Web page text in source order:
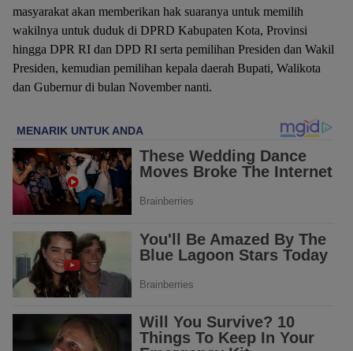
masyarakat akan memberikan hak suaranya untuk memilih
wakilnya untuk duduk di DPRD Kabupaten Kota, Provinsi
hingga DPR RI dan DPD RI serta pemilihan Presiden dan Wakil
Presiden, kemudian pemilihan kepala daerah Bupati, Walikota
dan Gubernur di bulan November nanti.